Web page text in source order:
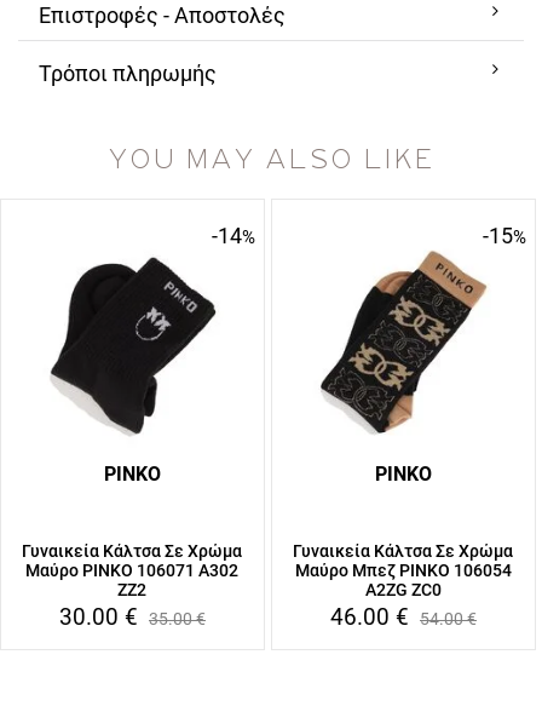
Επιστροφές - Αποστολές
Τρόποι πληρωμής
YOU MAY ALSO LIKE
-14%
PINKO
Γυναικεία Κάλτσα Σε Χρώμα
Μαύρο PINKO 106071 A302
ZZ2
30.00 € 35.00€
-15%
PINKO
Γυναικεία Κάλτσα Σε Χρώμα
Μαύρο Μπεζ PINKO 106054
A2ZG ZC0
46.00 € 54.00€